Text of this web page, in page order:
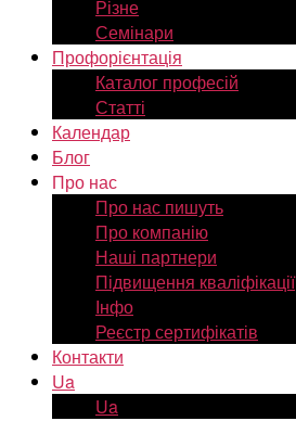
Різне
Семінари
Профорієнтація
Каталог професій
Статті
Календар
Блог
Про нас
Про нас пишуть
Про компанію
Наші партнери
Підвищення кваліфікації
Інфо
Реєстр сертифікатів
Контакти
Ua
Ua